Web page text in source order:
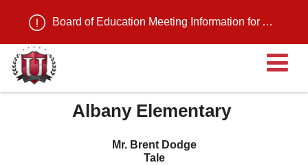
Board of Education Meeting Information for August 11, 2026
Albany Elementary
Mr. Brent Dodge
Tale